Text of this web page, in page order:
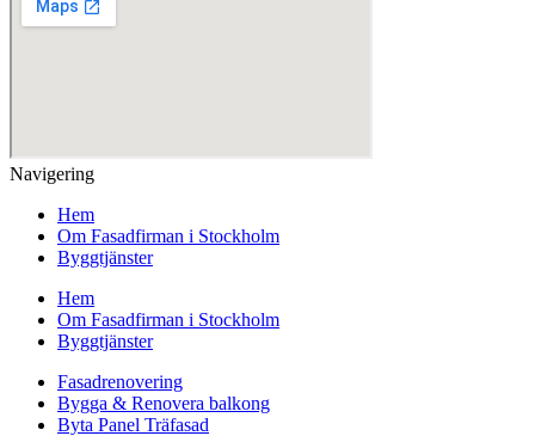
Navigering
Hem
Om Fasadfirman i Stockholm
Byggtjänster
Hem
Om Fasadfirman i Stockholm
Byggtjänster
Fasadrenovering
Bygga & Renovera balkong
Byta Panel Träfasad